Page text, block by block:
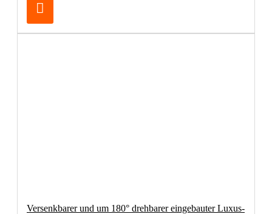
Versenkbarer und um 180° drehbarer eingebauter Luxus-